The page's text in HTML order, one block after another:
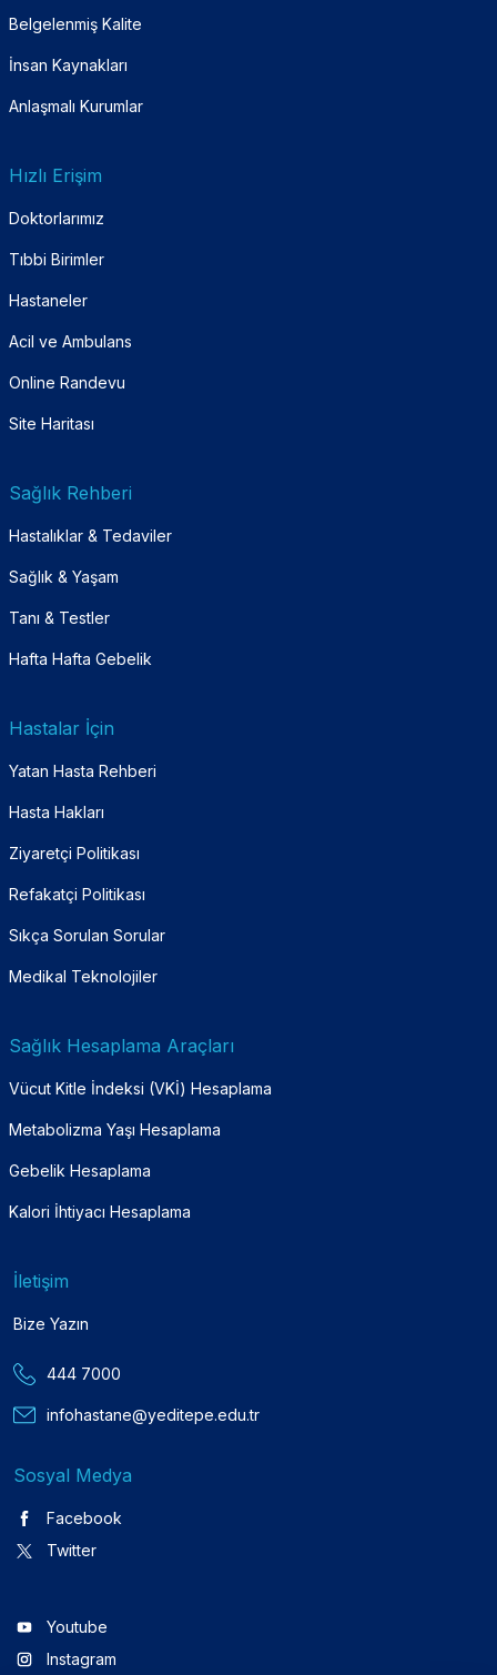
Belgelenmiş Kalite
İnsan Kaynakları
Anlaşmalı Kurumlar
Hızlı Erişim
Doktorlarımız
Tıbbi Birimler
Hastaneler
Acil ve Ambulans
Online Randevu
Site Haritası
Sağlık Rehberi
Hastalıklar & Tedaviler
Sağlık & Yaşam
Tanı & Testler
Hafta Hafta Gebelik
Hastalar İçin
Yatan Hasta Rehberi
Hasta Hakları
Ziyaretçi Politikası
Refakatçi Politikası
Sıkça Sorulan Sorular
Medikal Teknolojiler
Sağlık Hesaplama Araçları
Vücut Kitle İndeksi (VKİ) Hesaplama
Metabolizma Yaşı Hesaplama
Gebelik Hesaplama
Kalori İhtiyacı Hesaplama
İletişim
Bize Yazın
444 7000
infohastane@yeditepe.edu.tr
Sosyal Medya
Facebook
Twitter
Youtube
Instagram